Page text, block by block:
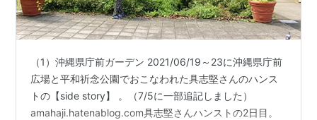
（1）沖縄県庁前ガーデン 2021/06/19～23に沖縄県庁前
広場と平和祈念公園でおこなわれた具志堅さんのハンス
トの【side story】 。（7/5に一部追記しました）
amahaji.hatenablog.com具志堅さんハンストの2日目。